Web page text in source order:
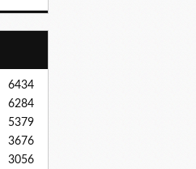
6434
6284
5379
3676
3056